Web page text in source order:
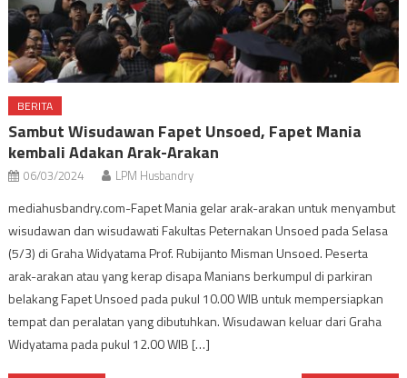
BERITA
Sambut Wisudawan Fapet Unsoed, Fapet Mania
kembali Adakan Arak-Arakan
06/03/2024 LPM Husbandry
mediahusbandry.com-Fapet Mania gelar arak-arakan untuk menyambut
wisudawan dan wisudawati Fakultas Peternakan Unsoed pada Selasa
(5/3) di Graha Widyatama Prof. Rubijanto Misman Unsoed. Peserta
arak-arakan atau yang kerap disapa Manians berkumpul di parkiran
belakang Fapet Unsoed pada pukul 10.00 WIB untuk mempersiapkan
tempat dan peralatan yang dibutuhkan. Wisudawan keluar dari Graha
Widyatama pada pukul 12.00 WIB […]